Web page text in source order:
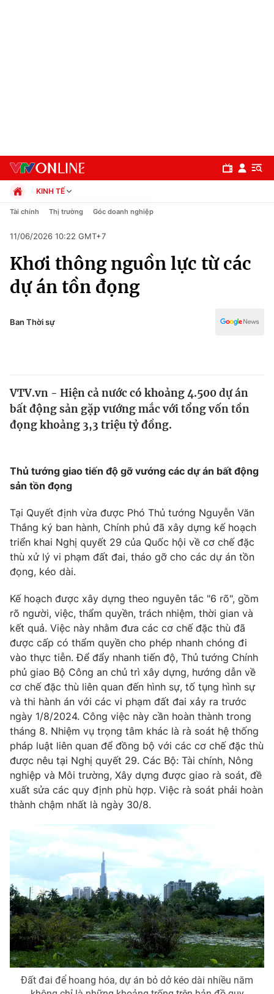
Chuyên mục
Chính trị
Thế giới
Thế giới đó đây
Câu chuyện quốc tế
Tài chính
Thị trường
Góc doanh nghiệp
Dữ liệu và đời sống
Truyền hình
Phim VTV
Hậu trường
Nhân vật
Khán giả
Giải sao mai
Giải trí
Âm nhạc
Sao
Đời sống
Du lịch
Làm đẹp
Chất lượng cuộc sống
Giáo dục
Tuyển sinh
Học trực tuyến
Công nghệ
Hitech Công nghệ tương lai
Sản phẩm
Thị trường
Tư vấn
Giao lưu trực tuyến
Lịch phát sóng
Chuyên mục khác
Emagazine Podcast
Photo
Video Shorts video
VTV Money VTV Thể thao
VTV Sức khoẻ Bất động sản
Thị trường 24h Tấm lòng Việt
KINH TẾ
Chính trị
Pháp luật
Kinh tế
Thể thao
Truyền hình
Y tế
Tài chính Thị trường Góc doanh nghiệp
11/06/2026 10:22 GMT+7
Khơi thông nguồn lực từ các
dự án tồn đọng
Ban Thời sự
VTV.vn - Hiện cả nước có khoảng 4.500 dự án
bất động sản gặp vướng mắc với tổng vốn tồn
đọng khoảng 3,3 triệu tỷ đồng.
Thủ tướng giao tiến độ gỡ vướng các dự án bất động
sản tồn đọng
Tại Quyết định vừa được Phó Thủ tướng Nguyễn Văn
Thắng ký ban hành, Chính phủ đã xây dựng kế hoạch
triển khai Nghị quyết 29 của Quốc hội về cơ chế đặc
thù xử lý vi phạm đất đai, tháo gỡ cho các dự án tồn
đọng, kéo dài.
Kế hoạch được xây dựng theo nguyên tắc "6 rõ", gồm
rõ người, việc, thẩm quyền, trách nhiệm, thời gian và
kết quả. Việc này nhằm đưa các cơ chế đặc thù đã
được cấp có thẩm quyền cho phép nhanh chóng đi
vào thực tiễn. Để đẩy nhanh tiến độ, Thủ tướng Chính
phủ giao Bộ Công an chủ trì xây dựng, hướng dẫn về
cơ chế đặc thù liên quan đến hình sự, tố tụng hình sự
và thi hành án với các vi phạm đất đai xảy ra trước
ngày 1/8/2024. Công việc này cần hoàn thành trong
tháng 8. Nhiệm vụ trọng tâm khác là rà soát hệ thống
pháp luật liên quan để đồng bộ với các cơ chế đặc thù
được nêu tại Nghị quyết 29. Các Bộ: Tài chính, Nông
nghiệp và Môi trường, Xây dựng được giao rà soát, đề
xuất sửa các quy định phù hợp. Việc rà soát phải hoàn
thành chậm nhất là ngày 30/8.
Đất đai để hoang hóa, dự án bỏ dở kéo dài nhiều năm